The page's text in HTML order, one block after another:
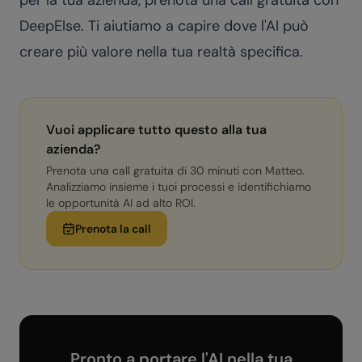
DeepElse. Ti aiutiamo a capire dove l'AI può
creare più valore nella tua realtà specifica.
Vuoi applicare tutto questo alla tua
azienda?
Prenota una call gratuita di 30 minuti con Matteo.
Analizziamo insieme i tuoi processi e identifichiamo
le opportunità AI ad alto ROI.
Prenota la call